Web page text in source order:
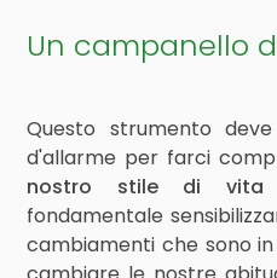
Un campanello
Questo strumento
d'allarme per farci
nostro stile di vita
fondamentale
cambiamenti che sono